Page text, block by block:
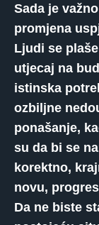
Sada je
promjena
Ljudi se
utjecaj na
istinska
ozbiljne
ponašanje,
su da bi se
korektno,
novu,
Da ne biste